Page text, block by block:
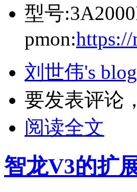
型号
pmon:
刘世伟's blog
要发表评论
阅读全文
智龙V3的扩